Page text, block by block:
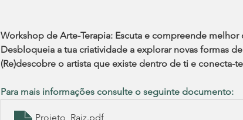
Workshop de Arte-Terapia: Escuta e compreende
Desbloqueia a tua criatividade a explorar novas formas
(Re)descobre o artista que existe dentro de ti e conecta-
Para mais informações consulte o seguinte documento:
Projeto_Raiz.pdf